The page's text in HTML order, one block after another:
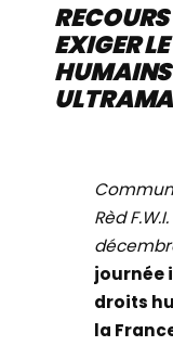
EXIGER
HUMAINS
Rèd
journée
droits
la